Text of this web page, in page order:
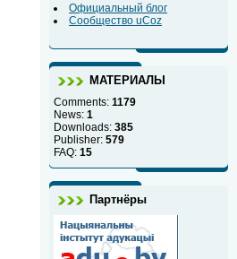
Официальный блог
Сообщество uCoz
МАТЕРИАЛЫ
Comments: 1179
News: 1
Downloads: 385
Publisher: 579
FAQ: 15
Партнёры